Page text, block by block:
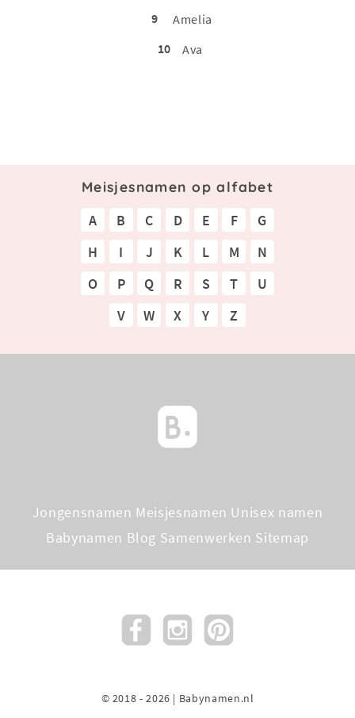
9
Amelia
10
Ava
Meisjesnamen op alfabet
A B C D E F
G
H
I J K L M
N
O
P Q R S T
U
V
W X Y Z
Jongensnamen Meisjesnamen Unisex namen
Babynamen Blog Samenwerken Sitemap
© 2018 - 2026 | Babynamen.nl